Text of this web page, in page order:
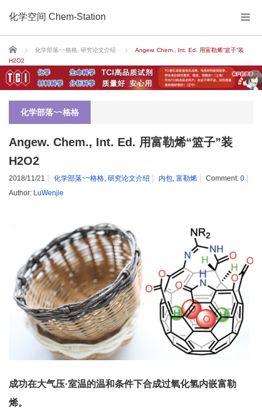
化学空间 Chem-Station
Home 化学部落~~格格 研究论文介绍
Angew. Chem., Int. Ed. 用富勒烯“篮子”装
H2O2
化学部落~~格格
Angew. Chem., Int. Ed. 用富勒烯“篮子”装
H2O2
2018/11/21 化学部落~~格格 研究论文介绍 内包 富勒烯 Comment: 0
Author: LuWenjie
成功在大气压·室温的温和条件下合成过氧化氢内嵌富勒
烯。